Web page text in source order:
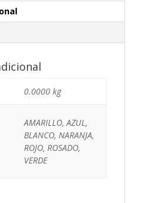
0.0000 kg
AMARILLO, AZUL,
BLANCO, NARANJA,
ROJO, ROSADO,
VERDE